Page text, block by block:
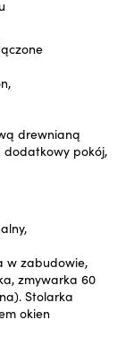
drewnianą
pokój,
w zabudowie,
zmywarka 60
Stolarka
okien